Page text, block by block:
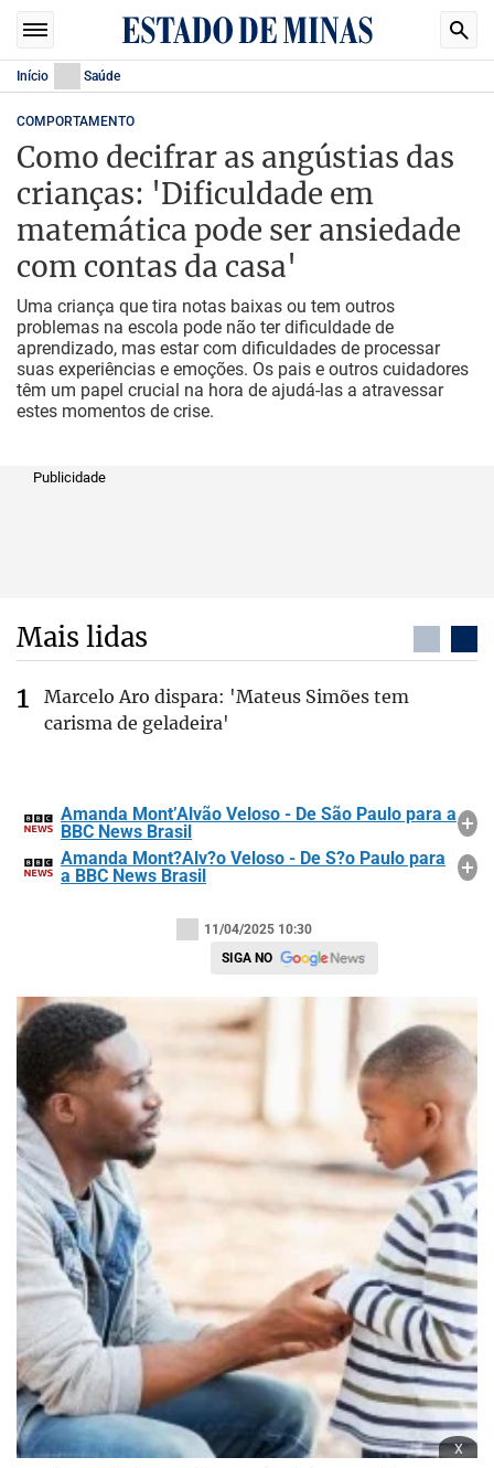
Início Saúde
COMPORTAMENTO
Como decifrar as angústias das
crianças: 'Dificuldade em
matemática pode ser ansiedade
com contas da casa'
Uma criança que tira notas baixas ou tem outros
problemas na escola pode não ter dificuldade de
aprendizado, mas estar com dificuldades de processar
suas experiências e emoções. Os pais e outros cuidadores
têm um papel crucial na hora de ajudá-las a atravessar
estes momentos de crise.
Publicidade
Mais lidas
Marcelo Aro dispara: 'Mateus Simões tem
carisma de geladeira'
Amanda Mont’Alvão Veloso - De São Paulo para a
BBC News Brasil
Amanda Mont?Alv?o Veloso - De S?o Paulo para
a BBC News Brasil
11/04/2025 10:30
SIGA NO
x